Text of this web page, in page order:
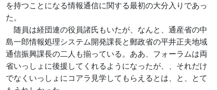
を持つことになる情報通信に関する最初の大分入りであっ
た。
随員は経団連の役員諸氏もいたが、なんと、通産省の中
島一郎情報処理システム開発課長と郵政省の平井正夫地域
通信振興課長の二人も揃っている。ああ、フォーラムは両
省いっしょに後援してくれるようになったが、、それだけ
でなくいっしょにコアラ見学してもらえるとは、と、とて